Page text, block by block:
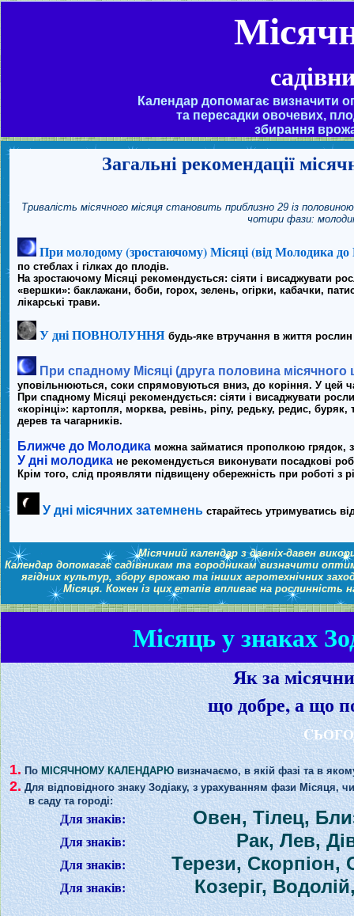
Календар допомагає визначити
та пересадки овочевих,
збирання
Загальні рекомендації
Тривалість місячного місяця становить приблизно 29 із
чотири фази:
При молодому (зростаючому) Місяці (від Молодика до
по стеблах і гілках до плодів.
На зростаючому Місяці рекомендується: сіяти і висаджувати
«вершки»: баклажани, боби, горох, зелень, огірки, кабачки,
лікарські трави.
У дні ПОВНОЛУННЯ будь-яке втручання в життя
При спадному Місяці (друга половина
уповільнюються, соки спрямовуються вниз, до коріння. У цей
При спадному Місяці рекомендується: сіяти і висаджувати
«корінці»: картопля, морква, ревінь, ріпу, редьку, редис,
дерев та чагарників.
Ближче до Молодикаможна займатися прополкою грядок,
У дні молодикане рекомендується виконувати посадкові
Крім того, слід проявляти підвищену обережність при роботі
У дні місячних затемнень старайтесь утримуватись
Місячний календар з давніх-давен
Календар допомагає садівникам та городникам визначити
ягідних культур, збору врожаю та інших агротехнічних
Місяця. Кожен із цих етапів впливає на
Місяць у знаках
Як за
що добре, а що
1. По МІСЯЧНОМУ КАЛЕНДАРЮ визначаємо, в якій фазі та в
2.Для відповідного знаку Зодіаку, з урахуванням фази Місяця,
в саду та городі:
Для знаків: Овен, Тілец,
Для знаків: Рак, Лев,
Для знаків: Терези, Скорпіон,
Для знаків: Козеріг,